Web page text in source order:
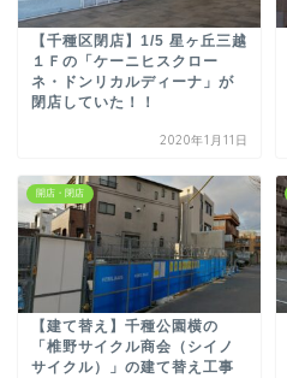
【千種区閉店】1/5 星ヶ丘三越
１Ｆの「ケーニヒスクロー
ネ・ドンリカルディーナ」が
閉店していた！！
2020年1月11日
開店・閉店
【建て替え】千種公園横の
「椎野サイクル商会（シイノ
サイクル）」の建て替え工事